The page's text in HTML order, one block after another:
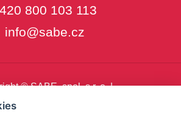
800 103 113
info@sabe.cz
© SABE, spol. s r. o. |